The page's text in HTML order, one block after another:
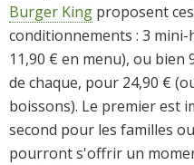
Burger King proposent
conditionnements : 3
11,90 € en menu), ou
de chaque, pour 24,90 €
boissons). Le premier est
second pour les familles
pourront s'offrir un